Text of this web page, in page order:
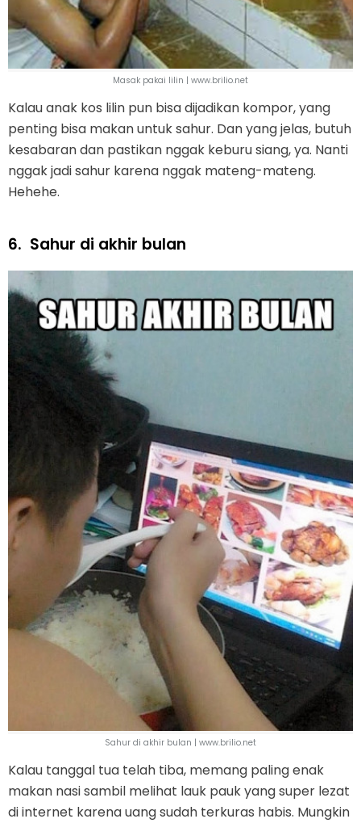
Masak pakai lilin | www.brilio.net
Kalau anak kos lilin pun bisa dijadikan kompor, yang
penting bisa makan untuk sahur. Dan yang jelas, butuh
kesabaran dan pastikan nggak keburu siang, ya. Nanti
nggak jadi sahur karena nggak mateng-mateng.
Hehehe.
6. Sahur di akhir bulan
Sahur di akhir bulan | www.brilio.net
Kalau tanggal tua telah tiba, memang paling enak
makan nasi sambil melihat lauk pauk yang super lezat
di internet karena uang sudah terkuras habis. Mungkin